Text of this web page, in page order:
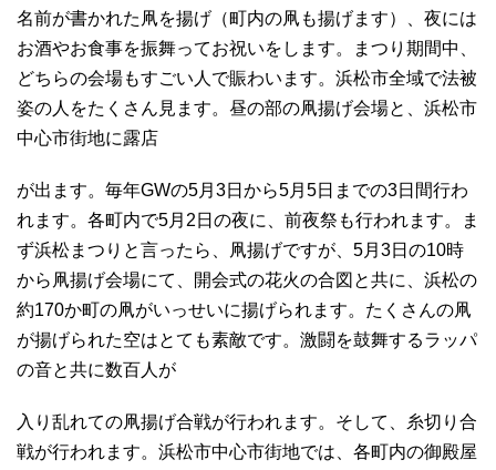
名前が書かれた凧を揚げ（町内の凧も揚げます）、夜には
お酒やお食事を振舞ってお祝いをします。まつり期間中、
どちらの会場もすごい人で賑わいます。浜松市全域で法被
姿の人をたくさん見ます。昼の部の凧揚げ会場と、浜松市
中心市街地に露店
が出ます。毎年GWの5月3日から5月5日までの3日間行わ
れます。各町内で5月2日の夜に、前夜祭も行われます。ま
ず浜松まつりと言ったら、凧揚げですが、5月3日の10時
から凧揚げ会場にて、開会式の花火の合図と共に、浜松の
約170か町の凧がいっせいに揚げられます。たくさんの凧
が揚げられた空はとても素敵です。激闘を鼓舞するラッパ
の音と共に数百人が
入り乱れての凧揚げ合戦が行われます。そして、糸切り合
戦が行われます。浜松市中心市街地では、各町内の御殿屋